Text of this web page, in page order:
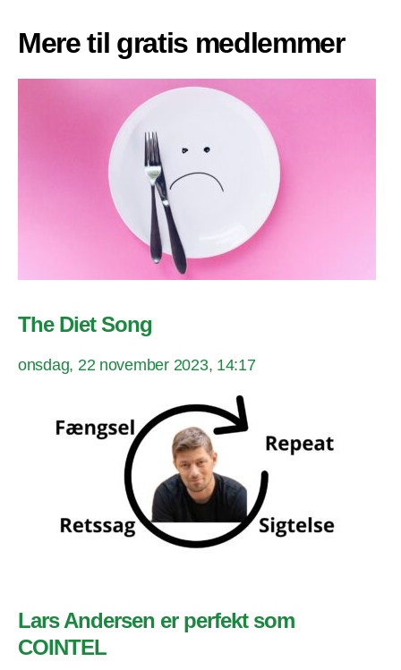
Mere til gratis medlemmer
The Diet Song
onsdag, 22 november 2023, 14:17
Lars Andersen er perfekt som
COINTEL